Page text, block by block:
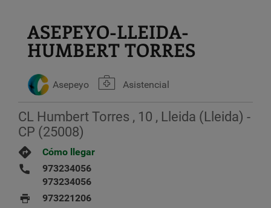
contenido
principalASEPEYO-LLEIDA-
HUMBERT TORRES
Asepeyo Asistencial
CL Humbert Torres , 10 , Lleida (Lleida) -
CP (25008)
Cómo llegar
973234056
973234056
973221206